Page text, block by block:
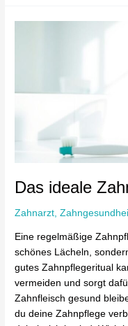
Das ideale
Zahnarzt,
Eine regelmäßige
schönes Lächeln,
gutes Zahnpflegeritual
vermeiden und sorgt
Zahnfleisch gesund
du deine Zahnpflege